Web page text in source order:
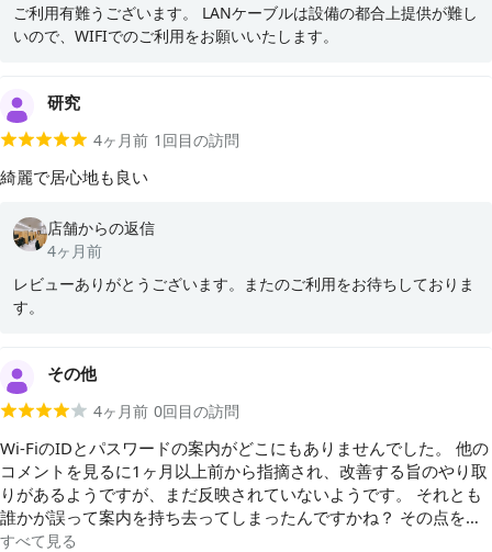
ご利用有難うございます。 LANケーブルは設備の都合上提供が難し
いので、WIFIでのご利用をお願いいたします。
研究
4ヶ月前 1 回目の訪問
綺麗で居心地も良い
店舗からの返信
4ヶ月前
レビューありがとうございます。またのご利用をお待ちしておりま
す。
その他
4ヶ月前 0回目の訪問
Wi-FiのIDとパスワードの案内がどこにもありませんでした。 他の
コメントを見るに1ヶ月以上前から指摘され、改善する旨のやり取
りがあるようですが、まだ反映されていないようです。 それとも
誰かが誤って案内を持ち去ってしまったんですかね？ その点を除
けば綺麗・備品の貸し出し・フリードリンク等は充実していたと
すべて見る